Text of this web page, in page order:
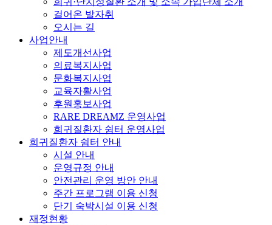
걸어온 발자취
오시는 길
사업안내
제도개선사업
의료복지사업
문화복지사업
교육자활사업
후원홍보사업
RARE DREAMZ 운영사업
희귀질환자 쉼터 운영사업
희귀질환자 쉼터 안내
시설 안내
운영규정 안내
안전관리 운영 방안 안내
주간 프로그램 이용 신청
단기 숙박시설 이용 신청
재정현황